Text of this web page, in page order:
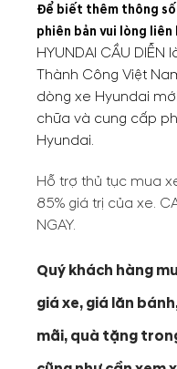
Để biết thêm thông
phiên bản vui lòng liên
HYUNDAI CẦU DIỄN
Thành Công Việt
dòng xe Hyundai
chữa và cung cấp
Hyundai.
Hỗ trợ thủ tục mua
85% giá trị của xe.
NGAY.
Quý khách hàng
giá xe, giá lăn
mãi, quà tặng